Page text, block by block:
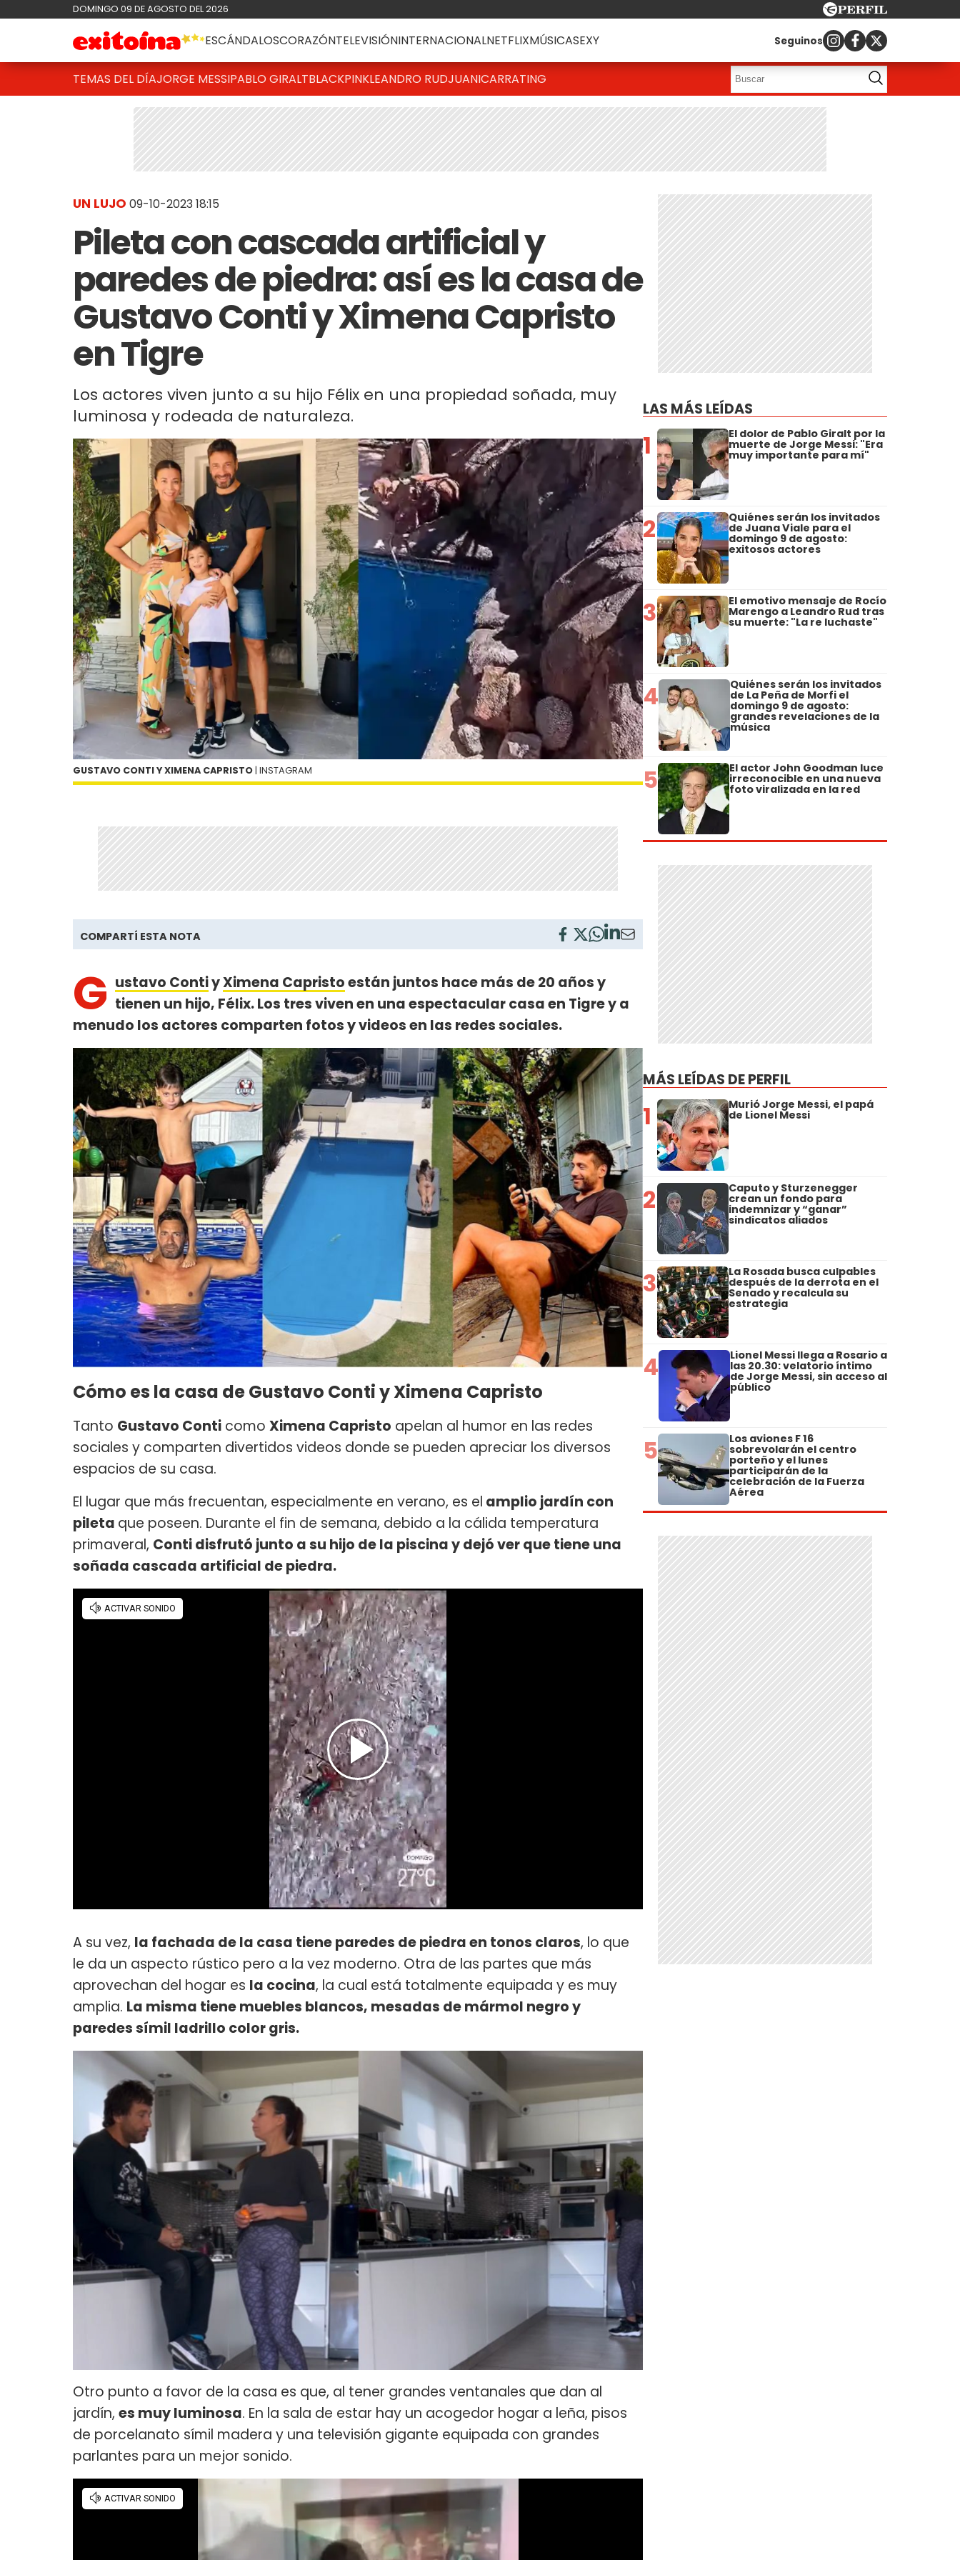
DOMINGO 09 DE AGOSTO DEL 2026
ESCÁNDALOSCORAZÓNTELEVISIÓNINTERNACIONALNETFLIXMÚSICASEXY Seguinos
TEMAS DEL DÍAJORGE MESSIPABLO GIRALTBLACKPINKLEANDRO RUDJUANICARRATING
UN LUJO 09-10-2023 18:15
Pileta con cascada artificial y
paredes de piedra: así es la casa de
Gustavo Conti y Ximena Capristo
en Tigre
Los actores viven junto a su hijo Félix en una propiedad soñada, muy
luminosa y rodeada de naturaleza.
GUSTAVO CONTI Y XIMENA CAPRISTO | INSTAGRAM
COMPARTÍ ESTA NOTA
G ustavo ContiyXimena Capristoestán juntos hace más de 20 años y
tienen un hijo, Félix. Los tres viven en una espectacular casa en Tigre y a
menudo los actores comparten fotos y videos en las redes sociales.
Cómo es la casa de Gustavo Conti y Ximena Capristo
Tanto Gustavo Conti como Ximena Capristo apelan al humor en las redes
sociales y comparten divertidos videos donde se pueden apreciar los diversos
espacios de su casa.
El lugar que más frecuentan, especialmente en verano, es el amplio jardín con
pileta que poseen. Durante el fin de semana, debido a la cálida temperatura
primaveral, Conti disfrutó junto a su hijo de la piscina y dejó ver que tiene una
soñada cascada artificial de piedra.
A su vez, la fachada de la casa tiene paredes de piedra en tonos claros, lo que
le da un aspecto rústico pero a la vez moderno. Otra de las partes que más
aprovechan del hogar es la cocina, la cual está totalmente equipada y es muy
amplia. La misma tiene muebles blancos, mesadas de mármol negro y
paredes símil ladrillo color gris.
Otro punto a favor de la casa es que, al tener grandes ventanales que dan al
jardín, es muy luminosa. En la sala de estar hay un acogedor hogar a leña, pisos
de porcelanato símil madera y una televisión gigante equipada con grandes
parlantes para un mejor sonido.
LAS MÁS LEÍDAS
1 El dolor de Pablo Giralt por la
muerte de Jorge Messi: "Era
muy importante para mí"
2 Quiénes serán los invitados
de Juana Viale para el
domingo 9 de agosto:
exitosos actores
3 El emotivo mensaje de Rocío
Marengo a Leandro Rud tras
su muerte: "La re luchaste"
4 Quiénes serán los invitados
de La Peña de Morfi el
domingo 9 de agosto:
grandes revelaciones de la
música
5 El actor John Goodman luce
irreconocible en una nueva
foto viralizada en la red
MÁS LEÍDAS DE PERFIL
1 Murió Jorge Messi, el papá
de Lionel Messi
2 Caputo y Sturzenegger
crean un fondo para
indemnizar y “ganar”
sindicatos aliados
3 La Rosada busca culpables
después de la derrota en el
Senado y recalcula su
estrategia
4 Lionel Messi llega a Rosario a
las 20.30: velatorio íntimo
de Jorge Messi, sin acceso al
público
5 Los aviones F 16
sobrevolarán el centro
porteño y el lunes
participarán de la
celebración de la Fuerza
Aérea